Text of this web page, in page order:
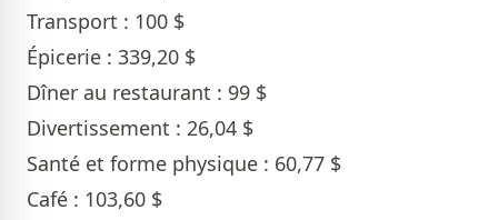
Transport : 100 $
Épicerie : 339,20 $
Dîner au restaurant : 99 $
Divertissement : 26,04 $
Santé et forme physique : 60,77 $
Café : 103,60 $